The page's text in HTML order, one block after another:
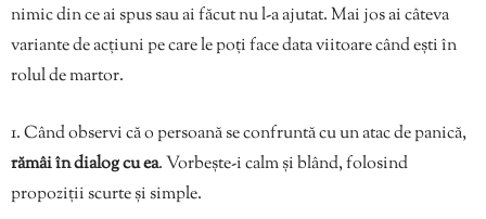
nimic din ce ai spus sau ai făcut nu l-a ajutat. Mai jos ai câteva
variante de acțiuni pe care le poți face data viitoare când ești în
rolul de martor.
1. Când observi că o persoană se confruntă cu un atac de panică,
rămâi în dialog cu ea. Vorbește-i calm și blând, folosind
propoziții scurte și simple.